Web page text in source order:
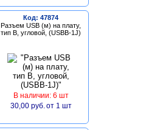
Код: 47874
Разъем USB (м) на плату,
тип В, угловой, (USBB-1J)
В наличии: 6 шт
30,00 руб. от 1 шт